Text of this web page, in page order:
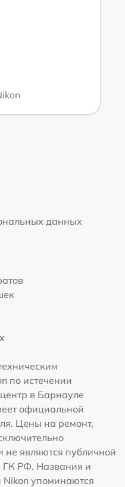
данных
по истечении
в Барнауле
официальной
Цены на ремонт,
не являются публичной
ГК РФ. Названия и
Nikon упоминаются